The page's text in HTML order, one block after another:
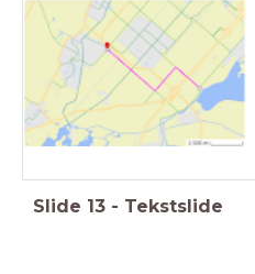
Slide 13 - Tekstslide